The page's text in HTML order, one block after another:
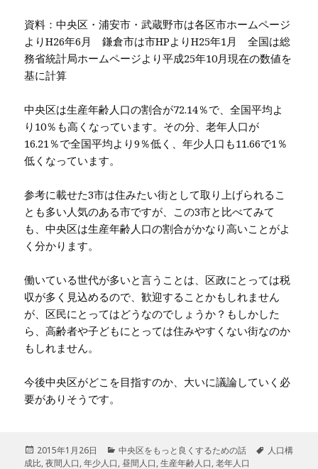
資料：中央区・浦安市・武蔵野市は各区市ホームページ
よりH26年6月 鎌倉市は市HPよりH25年1月 全国は総
務省統計局ホームページより平成25年10月現在の数値を
基に計算
中央区は生産年齢人口の割合が72.14％で、全国平均よ
り10％も高くなっています。その分、老年人口が
16.21％で全国平均より9％低く、年少人口も11.66で1％
低くなっています。
参考に載せた3市は住みたい街として取り上げられるこ
とも多い人気のある市ですが、この3市と比べてみて
も、中央区は生産年齢人口の割合がかなり高いことがよ
く分かります。
働いている世代が多いと言うことは、区政にとっては税
収が多く見込めるので、歓迎することかもしれません
が、区民にとってはどうなのでしょうか？もしかした
ら、高齢者や子どもにとっては住みやすくない街なのか
もしれません。
今後中央区がどこを目指すのか、大いに議論していく必
要がありそうです。
投
稿
2015年1月26日
カ
テ
中央区をもっと良くするための話
タ
人口構
成比,夜間人口,年少人口,昼間人口,生産年齢人口,老年人口